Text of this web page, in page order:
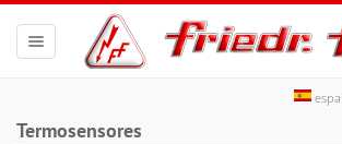
Toggle
navigation
Termosensores